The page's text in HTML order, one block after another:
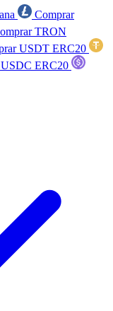
Comprar
TRON
USDT ERC20
ERC20